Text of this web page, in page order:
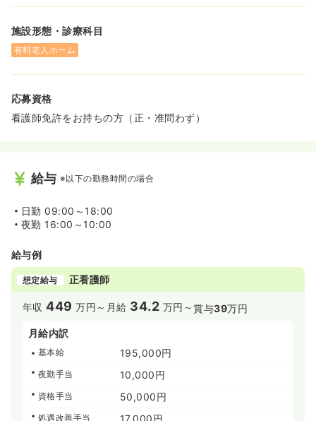
施設形態・診療科目
有料老人ホーム
応募資格
看護師免許をお持ちの方（正・准問わず）
給与 ※以下の勤務時間の場合
日勤 09:00～18:00
夜勤 16:00～10:00
給与例
想定給与 正看護師
年収449 万円～ 月給 34.2 万円～賞与39万円
月給内訳
基本給 195,000円
夜勤手当 10,000円
資格手当 50,000円
処遇改善手当 17,000円